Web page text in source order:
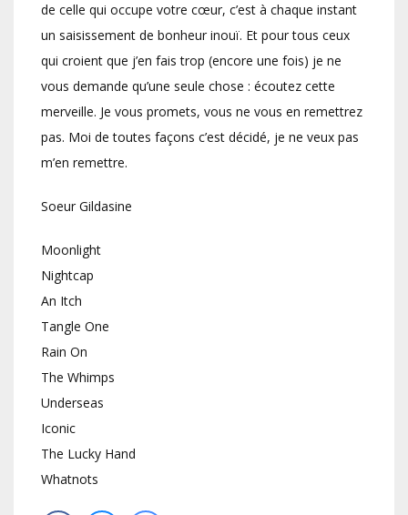
de celle qui occupe votre cœur, c’est à chaque instant
un saisissement de bonheur inouï. Et pour tous ceux
qui croient que j’en fais trop (encore une fois) je ne
vous demande qu’une seule chose : écoutez cette
merveille. Je vous promets, vous ne vous en remettrez
pas. Moi de toutes façons c’est décidé, je ne veux pas
m’en remettre.
Soeur Gildasine
Moonlight
Nightcap
An Itch
Tangle One
Rain On
The Whimps
Underseas
Iconic
The Lucky Hand
Whatnots